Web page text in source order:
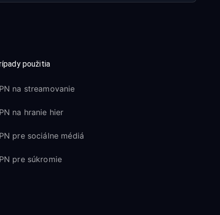
použitia
na streamovanie
na hranie hier
pre sociálne médiá
pre súkromie